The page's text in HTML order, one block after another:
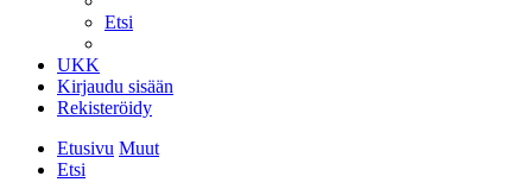
Etsi
UKK
Kirjaudu sisään
Rekisteröidy
Etusivu Muut
Etsi